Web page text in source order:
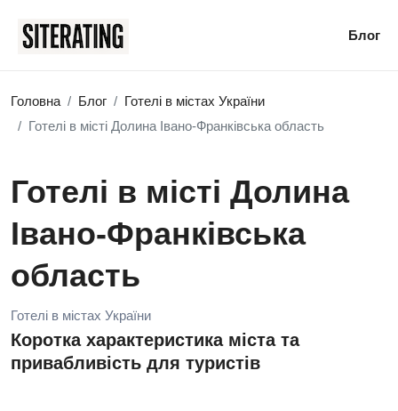
Блог
Головна Блог
Готелі в містах України
Готелі в місті Долина Івано-Франківська область
Готелі в місті Долина
Івано-Франківська
область
Готелі в містах України
Коротка характеристика міста та
привабливість для туристів